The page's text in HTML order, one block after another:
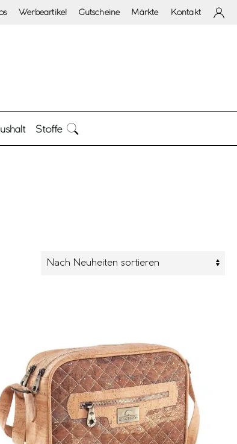
Werbeartikel Gutscheine Märkte Kontakt
Stoffe
CHF 169
96 121 145 169